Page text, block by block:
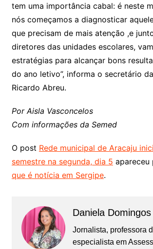
tem uma importância cabal: é neste
nós começamos a diagnosticar
que precisam de mais atenção ,e
diretores das unidades escolares,
estratégias para alcançar bons
do ano letivo”, informa o secretário
Ricardo Abreu.
Por Aisla Vasconcelos
Com informações da Semed
O post Rede municipal de Aracaju
semestre na segunda, dia 5 apareceu
que é notícia em Sergipe.
Daniela Domingos
Jornalista, professora
especialista em